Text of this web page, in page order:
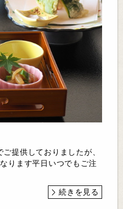
提供しておりましたが、
ります平日いつでもご注
続きを見る